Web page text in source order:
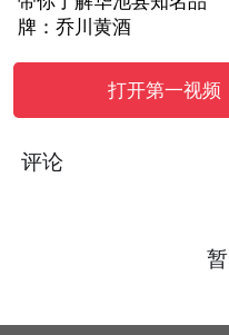
牌：乔川黄酒
打开第一视频
评论